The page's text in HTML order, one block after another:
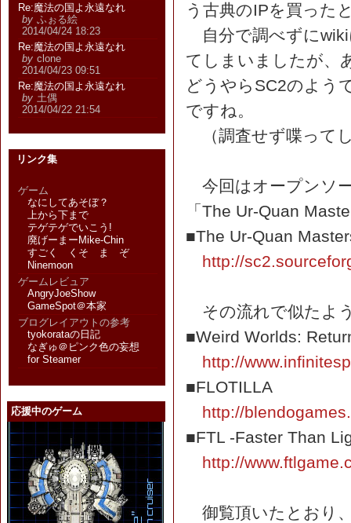
う古典のIPを買った
自分で調べずにwiki
てしまいましたが、
どうやらSC2のよう
ですね。
（調査せず喋って
今回はオープンソ
「The Ur-Quan
■The Ur-Quan
http://
その流れで似たよ
■Weird Worlds:
http://
■FLOTILLA
http://
■FTL -Faster Than
http://
御覧頂いたとおり
Re:魔法の国よ永遠なれ
by ふぉる絵
2014/04/24 18:23
Re:魔法の国よ永遠なれ
by clone
2014/04/23 09:51
Re:魔法の国よ永遠なれ
by 土偶
2014/04/22 21:54
リンク集
ゲーム
なにしてあそぼ？
上から下まで
テゲテゲでいこう!
廃げーまーMike-Chin
すごく くそ ま ぞ
Ninemoon
ゲームレビュア
AngryJoeShow
GameSpot＠本家
ブログレイアウトの参考
tyokorataの日記
なぎゅ＠ピンク色の妄想
for Steamer
応援中のゲーム